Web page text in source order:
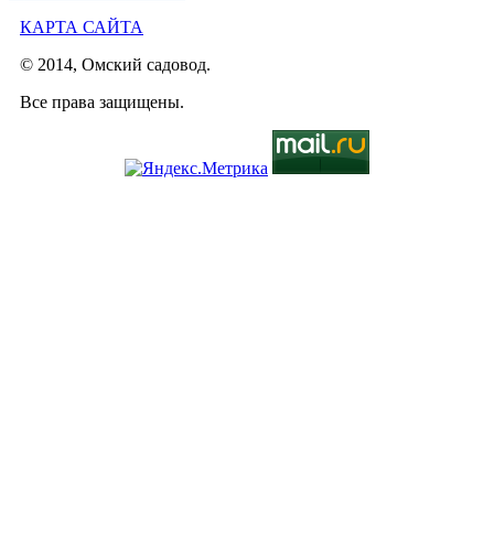
КАРТА САЙТА
© 2014, Омский садовод.
Все права защищены.